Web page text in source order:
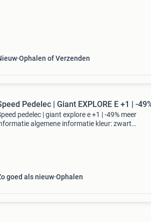
Ophalen of Verzenden
Pedelec | Giant EXPLORE E +1 | -
pedelec | giant explore e +1 | -49% meer
algemene informatie kleur: zwart
goed als nieuw Ophalen